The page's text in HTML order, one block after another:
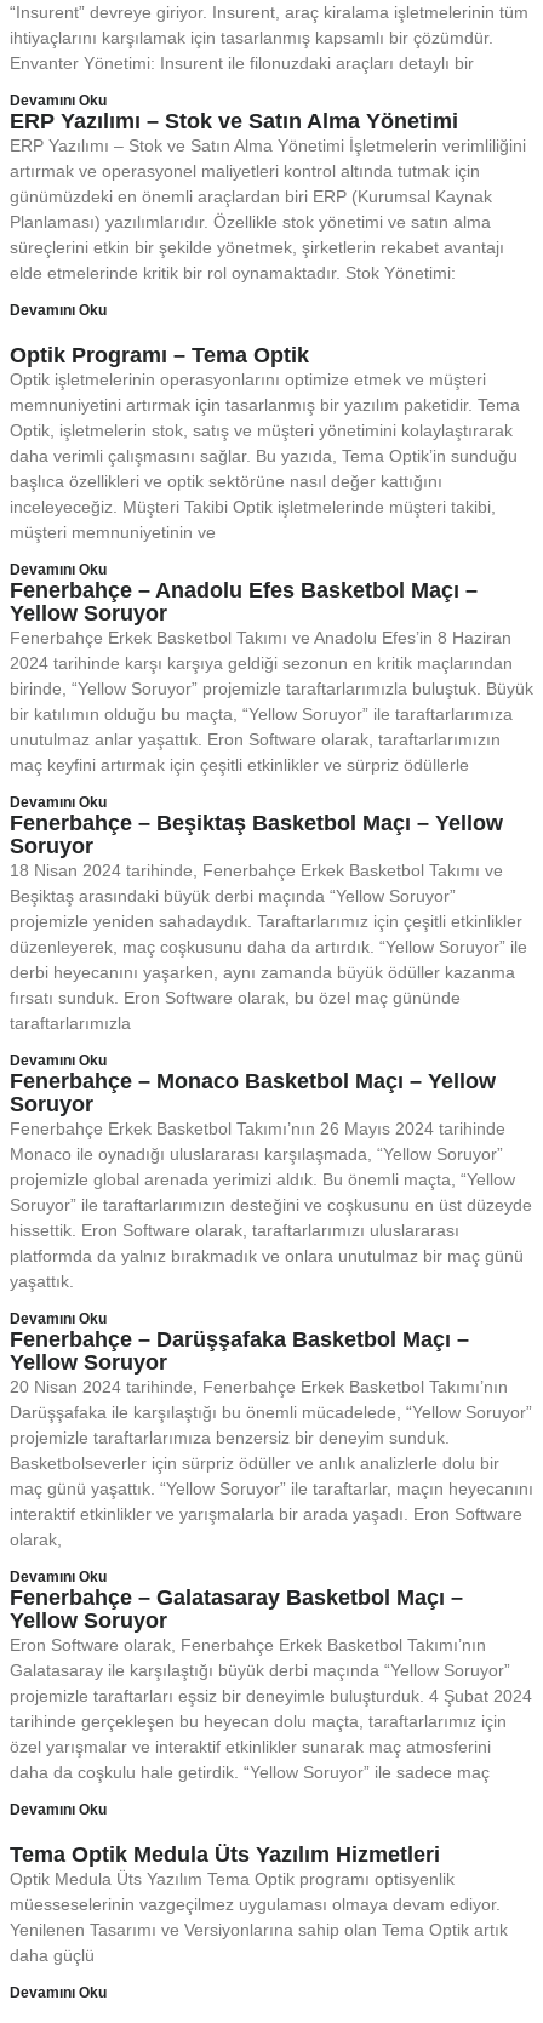
“Insurent” devreye giriyor. Insurent, araç kiralama işletmelerinin tüm
ihtiyaçlarını karşılamak için tasarlanmış kapsamlı bir çözümdür.
Envanter Yönetimi: Insurent ile filonuzdaki araçları detaylı bir
Devamını Oku
ERP Yazılımı – Stok ve Satın Alma Yönetimi
ERP Yazılımı – Stok ve Satın Alma Yönetimi İşletmelerin verimliliğini
artırmak ve operasyonel maliyetleri kontrol altında tutmak için
günümüzdeki en önemli araçlardan biri ERP (Kurumsal Kaynak
Planlaması) yazılımlarıdır. Özellikle stok yönetimi ve satın alma
süreçlerini etkin bir şekilde yönetmek, şirketlerin rekabet avantajı
elde etmelerinde kritik bir rol oynamaktadır. Stok Yönetimi:
Devamını Oku
Optik Programı – Tema Optik
Optik işletmelerinin operasyonlarını optimize etmek ve müşteri
memnuniyetini artırmak için tasarlanmış bir yazılım paketidir. Tema
Optik, işletmelerin stok, satış ve müşteri yönetimini kolaylaştırarak
daha verimli çalışmasını sağlar. Bu yazıda, Tema Optik’in sunduğu
başlıca özellikleri ve optik sektörüne nasıl değer kattığını
inceleyeceğiz. Müşteri Takibi Optik işletmelerinde müşteri takibi,
müşteri memnuniyetinin ve
Devamını Oku
Fenerbahçe – Anadolu Efes Basketbol Maçı –
Yellow Soruyor
Fenerbahçe Erkek Basketbol Takımı ve Anadolu Efes’in 8 Haziran
2024 tarihinde karşı karşıya geldiği sezonun en kritik maçlarından
birinde, “Yellow Soruyor” projemizle taraftarlarımızla buluştuk. Büyük
bir katılımın olduğu bu maçta, “Yellow Soruyor” ile taraftarlarımıza
unutulmaz anlar yaşattık. Eron Software olarak, taraftarlarımızın
maç keyfini artırmak için çeşitli etkinlikler ve sürpriz ödüllerle
Devamını Oku
Fenerbahçe – Beşiktaş Basketbol Maçı – Yellow
Soruyor
18 Nisan 2024 tarihinde, Fenerbahçe Erkek Basketbol Takımı ve
Beşiktaş arasındaki büyük derbi maçında “Yellow Soruyor”
projemizle yeniden sahadaydık. Taraftarlarımız için çeşitli etkinlikler
düzenleyerek, maç coşkusunu daha da artırdık. “Yellow Soruyor” ile
derbi heyecanını yaşarken, aynı zamanda büyük ödüller kazanma
fırsatı sunduk. Eron Software olarak, bu özel maç gününde
taraftarlarımızla
Devamını Oku
Fenerbahçe – Monaco Basketbol Maçı – Yellow
Soruyor
Fenerbahçe Erkek Basketbol Takımı’nın 26 Mayıs 2024 tarihinde
Monaco ile oynadığı uluslararası karşılaşmada, “Yellow Soruyor”
projemizle global arenada yerimizi aldık. Bu önemli maçta, “Yellow
Soruyor” ile taraftarlarımızın desteğini ve coşkusunu en üst düzeyde
hissettik. Eron Software olarak, taraftarlarımızı uluslararası
platformda da yalnız bırakmadık ve onlara unutulmaz bir maç günü
yaşattık.
Devamını Oku
Fenerbahçe – Darüşşafaka Basketbol Maçı –
Yellow Soruyor
20 Nisan 2024 tarihinde, Fenerbahçe Erkek Basketbol Takımı’nın
Darüşşafaka ile karşılaştığı bu önemli mücadelede, “Yellow Soruyor”
projemizle taraftarlarımıza benzersiz bir deneyim sunduk.
Basketbolseverler için sürpriz ödüller ve anlık analizlerle dolu bir
maç günü yaşattık. “Yellow Soruyor” ile taraftarlar, maçın heyecanını
interaktif etkinlikler ve yarışmalarla bir arada yaşadı. Eron Software
olarak,
Devamını Oku
Fenerbahçe – Galatasaray Basketbol Maçı –
Yellow Soruyor
Eron Software olarak, Fenerbahçe Erkek Basketbol Takımı’nın
Galatasaray ile karşılaştığı büyük derbi maçında “Yellow Soruyor”
projemizle taraftarları eşsiz bir deneyimle buluşturduk. 4 Şubat 2024
tarihinde gerçekleşen bu heyecan dolu maçta, taraftarlarımız için
özel yarışmalar ve interaktif etkinlikler sunarak maç atmosferini
daha da coşkulu hale getirdik. “Yellow Soruyor” ile sadece maç
Devamını Oku
Tema Optik Medula Üts Yazılım Hizmetleri
Optik Medula Üts Yazılım Tema Optik programı optisyenlik
müesseselerinin vazgeçilmez uygulaması olmaya devam ediyor.
Yenilenen Tasarımı ve Versiyonlarına sahip olan Tema Optik artık
daha güçlü
Devamını Oku